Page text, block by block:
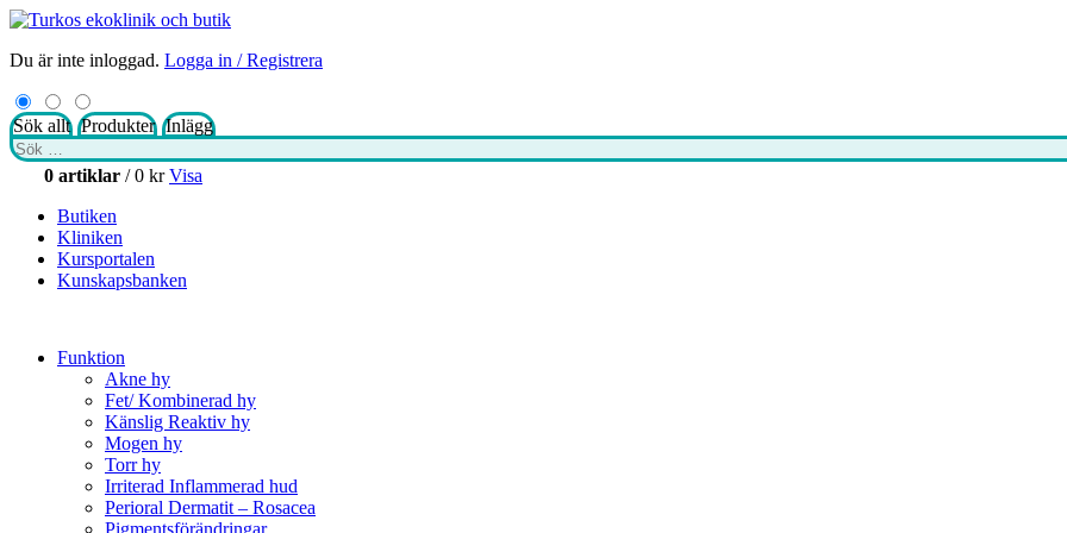
Du är inte inloggad. Logga in / Registrera
Sök allt Produkter Inlägg
Sök
efter:0 artiklar /0 kr Visa
Butiken
Kliniken
Kursportalen
Kunskapsbanken
Funktion
Akne hy
Fet/ Kombinerad hy
Känslig Reaktiv hy
Mogen hy
Torr hy
Irriterad Inflammerad hud
Perioral Dermatit – Rosacea
Pigmentsförändringar